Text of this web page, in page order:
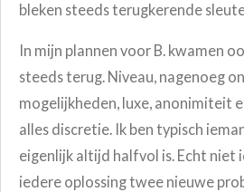
bleken steeds terugkerende
In mijn plannen voor B. kwamen
steeds terug. Niveau, nagenoeg
mogelijkheden, luxe, anonimiteit
alles discretie. Ik ben typisch
eigenlijk altijd halfvol is. Echt niet
iedere oplossing twee nieuwe